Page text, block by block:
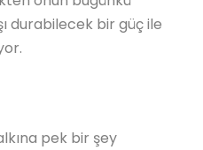
durabilecek bir güç ile
pek bir şey